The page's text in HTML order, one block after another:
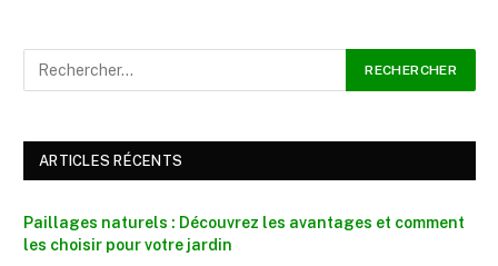
ARTICLES RÉCENTS
Paillages naturels : Découvrez les avantages et comment
les choisir pour votre jardin